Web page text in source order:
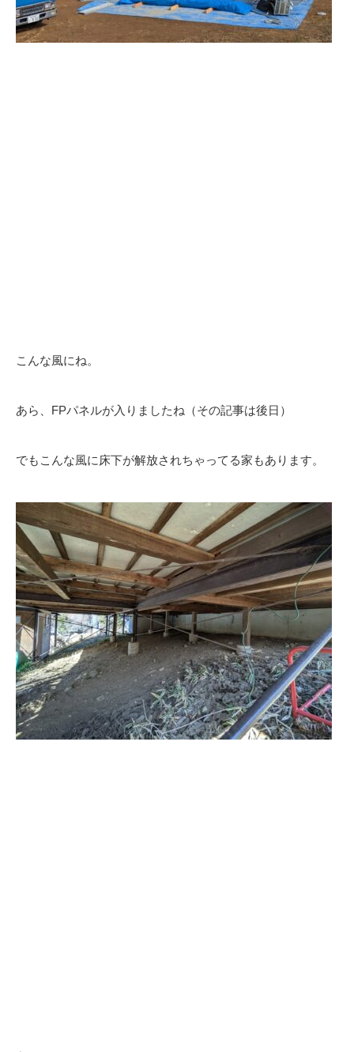
こんな風にね。
あら、FPパネルが入りましたね（その記事は後日）
でもこんな風に床下が解放されちゃってる家もあります。